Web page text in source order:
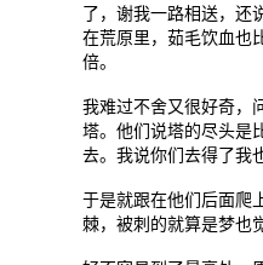
了，谢我一路相送，还
在荒原里，茹毛饮血也
倍。
我难过不舍又很好奇，
塔。他们说塔的尽头是
去。我说你们去得了我
于是就跟在他们后面爬
棘，被刺的就算是梦也